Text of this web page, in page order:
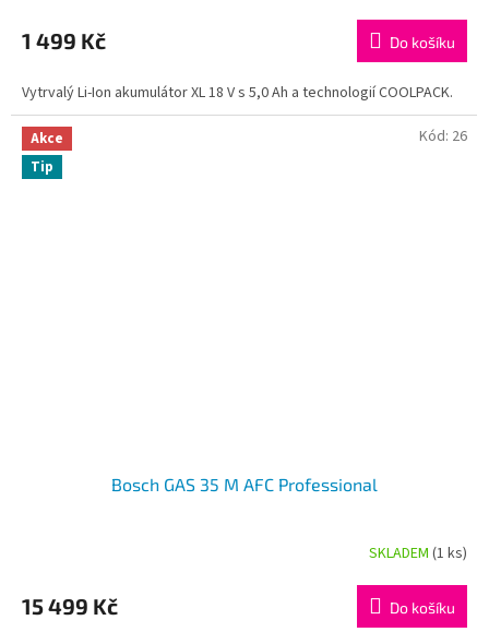
1 499 Kč Do košíku
Vytrvalý Li-Ion akumulátor XL 18 V s 5,0 Ah a technologií COOLPACK.
Akce
Tip
Bosch GAS 35 M AFC Professional
produktu
je
SKLADEM(1 ks)
15 499 Kč Do košíku
Kód: 26